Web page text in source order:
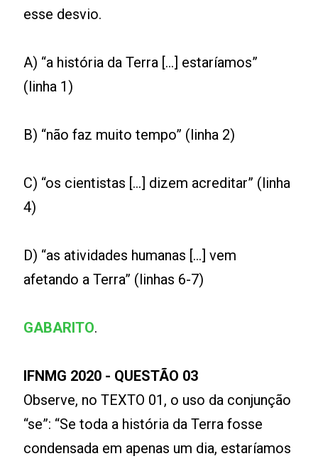
esse desvio.
A) “a história da Terra [...] estaríamos”
(linha 1)
B) “não faz muito tempo” (linha 2)
C) “os cientistas [...] dizem acreditar” (linha
4)
D) “as atividades humanas [...] vem
afetando a Terra” (linhas 6-7)
GABARITO.
IFNMG 2020 - QUESTÃO 03
Observe, no TEXTO 01, o uso da conjunção
“se”: “Se toda a história da Terra fosse
condensada em apenas um dia, estaríamos